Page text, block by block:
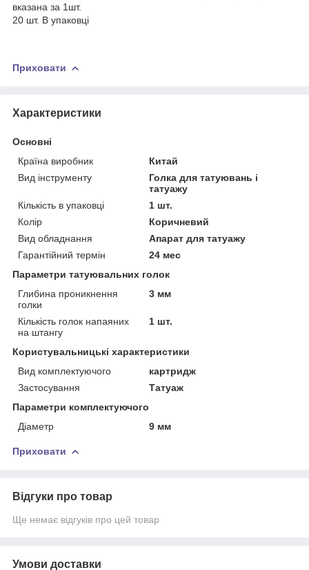
вказана за 1шт.
20 шт. В упаковці
Приховати
Характеристики
Основні
Країна виробник
Китай
Вид інструменту
Голка для татуювань і
татуажу
Кількість в упаковці
1 шт.
Колір
Коричневий
Вид обладнання
Апарат для татуажу
Гарантійний термін
24 мес
Параметри татуювальних голок
Глибина проникнення
голки
3 мм
Кількість голок напаяних
на штангу
1 шт.
Користувальницькі характеристики
Вид комплектуючого
картридж
Застосування
Татуаж
Параметри комплектуючого
Діаметр
9 мм
Приховати
Відгуки про товар
Ще немає відгуків про цей товар
Умови доставки